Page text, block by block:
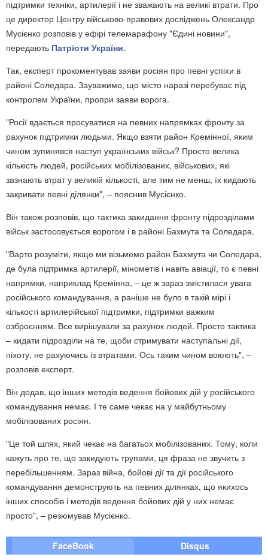
підтримки техніки, артилерії і не зважають на великі втрати. Про
це директор Центру військово-правових досліджень Олександр
Мусієнко розповів у ефірі телемарафону "Єдині новини",
передають Патріоти України.
Так, експерт прокоментував заяви росіян про певні успіхи в
районі Соледара. Зауважимо, що місто наразі перебуває під
контролем України, пропри заяви ворога.
"Росії вдається просуватися на певних напрямках фронту за
рахунок підтримки людьми. Якщо взяти район Кремінної, яким
чином зупинявся наступ українських військ? Просто велика
кількість людей, російських мобілізованих, військових, які
зазнають втрат у великій кількості, але тим не менш, їх кидають
закривати певні ділянки", – пояснив Мусієнко.
Він також розповів, що тактика закидання фронту підрозділами
військ застосовується ворогом і в районі Бахмута та Соледара.
"Варто розуміти, якщо ми візьмемо район Бахмута чи Соледара,
де була підтримка артилерії, мінометів і навіть авіації, то є певні
напрямки, наприклад Кремінна, – це ж зараз змістилася увага
російського командування, а раніше не було в такій мірі і
кількості артилерійської підтримки, підтримки важким
озброєнням. Все вирішували за рахунок людей. Просто тактика
– кидати підрозділи на те, щоби стримувати наступальні дії,
піхоту, не рахуючись із втратами. Ось таким чином воюють", –
розповів експерт.
Він додав, що інших методів ведення бойових дій у російського
командування немає. І те саме чекає на у майбутньому
мобілізованих росіян.
"Це той шлях, який чекає на багатьох мобілізованих. Тому, коли
кажуть про те, що закидують трупами, ця фраза не звучить з
перебільшенням. Зараз війна, бойові дії та дії російського
командування демонструють на певних ділянках, що якихось
інших способів і методів ведення бойових дій у них немає
просто", – резюмував Мусієнко.
FaceBook Disqus